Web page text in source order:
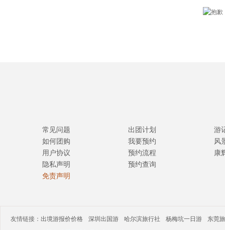
常见问题
如何团购
用户协议
隐私声明
免责声明
出团计划
我要预约
预约流程
预约查询
游
风
康
友情链接： 出境游报价价格 深圳出国游 哈尔滨旅行社 杨梅坑一日游 东莞